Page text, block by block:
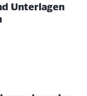
Unterlagen